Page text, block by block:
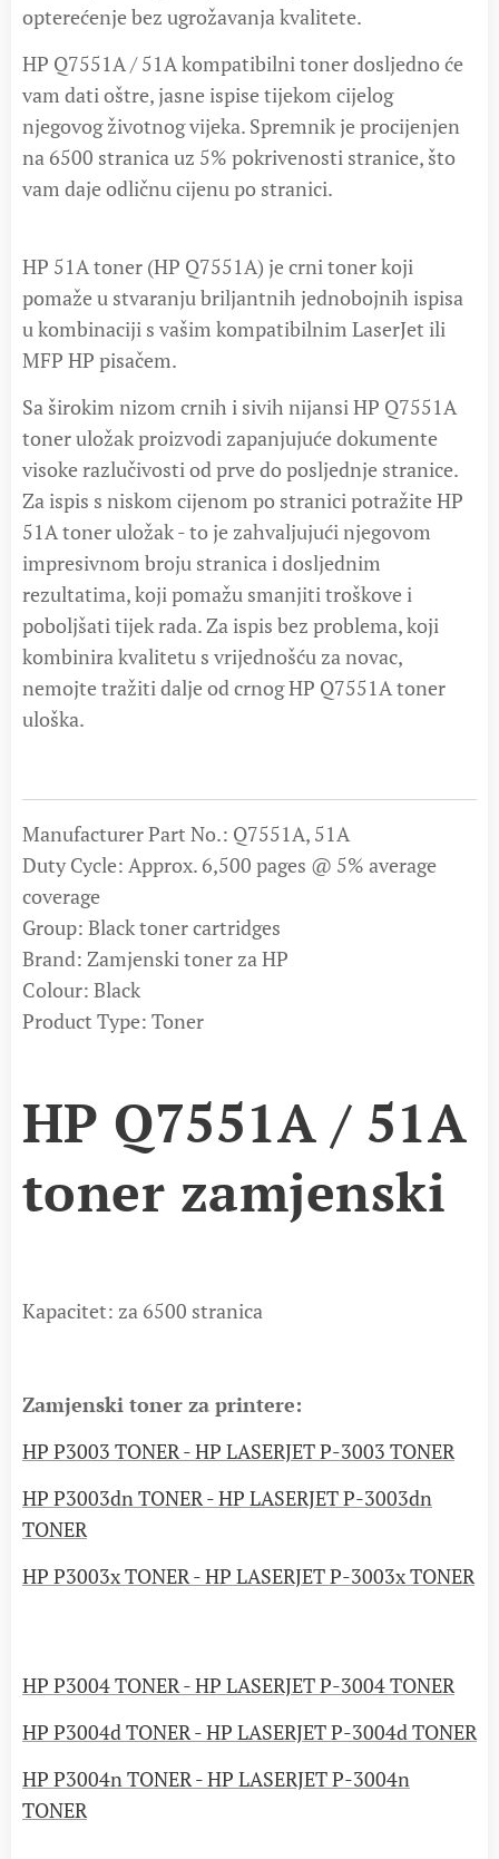
opterećenje bez ugrožavanja kvalitete.
HP Q7551A / 51A kompatibilni toner dosljedno će
vam dati oštre, jasne ispise tijekom cijelog
njegovog životnog vijeka. Spremnik je procijenjen
na 6500 stranica uz 5% pokrivenosti stranice, što
vam daje odličnu cijenu po stranici.
HP 51A toner (HP Q7551A) je crni toner koji
pomaže u stvaranju briljantnih jednobojnih ispisa
u kombinaciji s vašim kompatibilnim LaserJet ili
MFP HP pisačem.
Sa širokim nizom crnih i sivih nijansi HP Q7551A
toner uložak proizvodi zapanjujuće dokumente
visoke razlučivosti od prve do posljednje stranice.
Za ispis s niskom cijenom po stranici potražite HP
51A toner uložak - to je zahvaljujući njegovom
impresivnom broju stranica i dosljednim
rezultatima, koji pomažu smanjiti troškove i
poboljšati tijek rada. Za ispis bez problema, koji
kombinira kvalitetu s vrijednošću za novac,
nemojte tražiti dalje od crnog HP Q7551A toner
uloška.
Manufacturer Part No.: Q7551A, 51A
Duty Cycle: Approx. 6,500 pages @ 5% average
coverage
Group: Black toner cartridges
Brand: Zamjenski toner za HP
Colour: Black
Product Type: Toner
HP Q7551A / 51A
toner zamjenski
Kapacitet: za 6500 stranica
Zamjenski toner za printere:
HP P3003 TONER - HP LASERJET P-3003 TONER
HP P3003dn TONER - HP LASERJET P-3003dn
TONER
HP P3003x TONER - HP LASERJET P-3003x TONER
HP P3004 TONER - HP LASERJET P-3004 TONER
HP P3004d TONER - HP LASERJET P-3004d TONER
HP P3004n TONER - HP LASERJET P-3004n
TONER